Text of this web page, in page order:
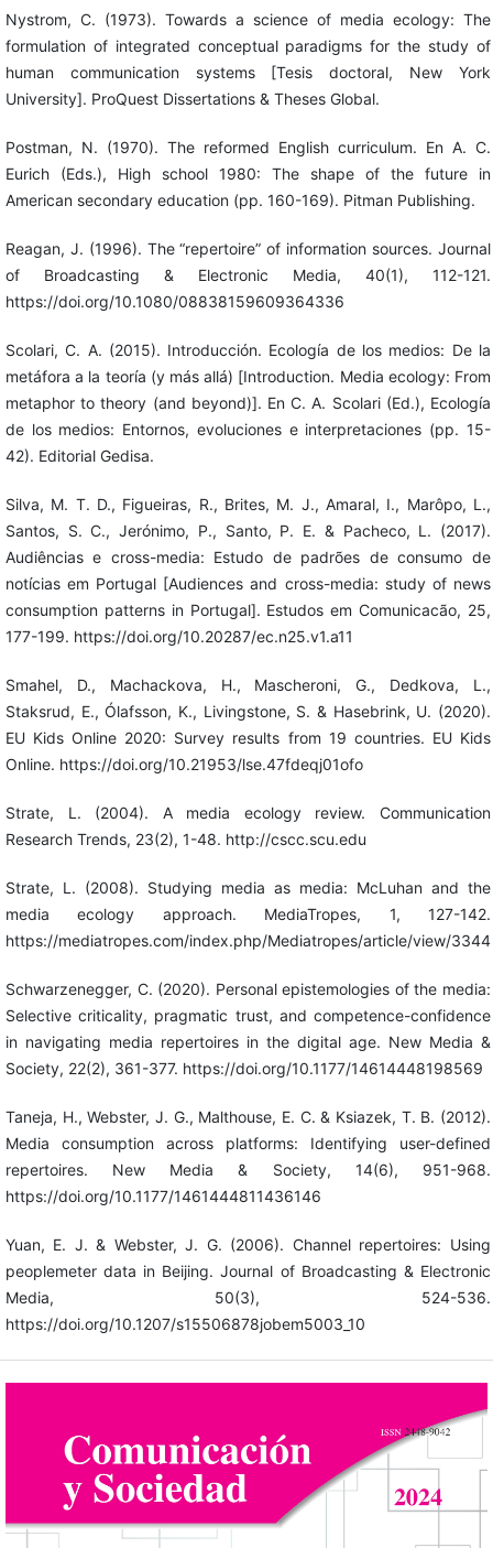
Nystrom, C. (1973). Towards a science of media ecology: The
formulation of integrated conceptual paradigms for the study of
human communication systems [Tesis doctoral, New York
University]. ProQuest Dissertations & Theses Global.
Postman, N. (1970). The reformed English curriculum. En A. C.
Eurich (Eds.), High school 1980: The shape of the future in
American secondary education (pp. 160-169). Pitman Publishing.
Reagan, J. (1996). The “repertoire” of information sources. Journal
of Broadcasting & Electronic Media, 40(1), 112-121.
https://doi.org/10.1080/08838159609364336
Scolari, C. A. (2015). Introducción. Ecología de los medios: De la
metáfora a la teoría (y más allá) [Introduction. Media ecology: From
metaphor to theory (and beyond)]. En C. A. Scolari (Ed.), Ecología
de los medios: Entornos, evoluciones e interpretaciones (pp. 15-
42). Editorial Gedisa.
Silva, M. T. D., Figueiras, R., Brites, M. J., Amaral, I., Marôpo, L.,
Santos, S. C., Jerónimo, P., Santo, P. E. & Pacheco, L. (2017).
Audiências e cross-media: Estudo de padrões de consumo de
notícias em Portugal [Audiences and cross-media: study of news
consumption patterns in Portugal]. Estudos em Comunicacão, 25,
177-199. https://doi.org/10.20287/ec.n25.v1.a11
Smahel, D., Machackova, H., Mascheroni, G., Dedkova, L.,
Staksrud, E., Ólafsson, K., Livingstone, S. & Hasebrink, U. (2020).
EU Kids Online 2020: Survey results from 19 countries. EU Kids
Online. https://doi.org/10.21953/lse.47fdeqj01ofo
Strate, L. (2004). A media ecology review. Communication
Research Trends, 23(2), 1-48. http://cscc.scu.edu
Strate, L. (2008). Studying media as media: McLuhan and the
media ecology approach. MediaTropes, 1, 127-142.
https://mediatropes.com/index.php/Mediatropes/article/view/3344
Schwarzenegger, C. (2020). Personal epistemologies of the media:
Selective criticality, pragmatic trust, and competence-confidence
in navigating media repertoires in the digital age. New Media &
Society, 22(2), 361-377. https://doi.org/10.1177/14614448198569
Taneja, H., Webster, J. G., Malthouse, E. C. & Ksiazek, T. B. (2012).
Media consumption across platforms: Identifying user-defined
repertoires. New Media & Society, 14(6), 951-968.
https://doi.org/10.1177/1461444811436146
Yuan, E. J. & Webster, J. G. (2006). Channel repertoires: Using
peoplemeter data in Beijing. Journal of Broadcasting & Electronic
Media, 50(3), 524-536.
https://doi.org/10.1207/s15506878jobem5003_10